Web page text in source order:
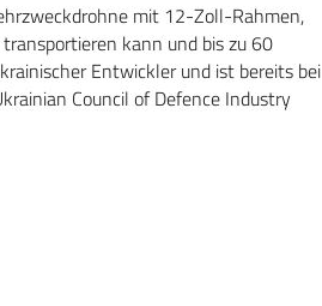
mit 12-Zoll-Rahmen,
kann und bis zu 60
Entwickler und ist bereits bei
Council of Defence Industry